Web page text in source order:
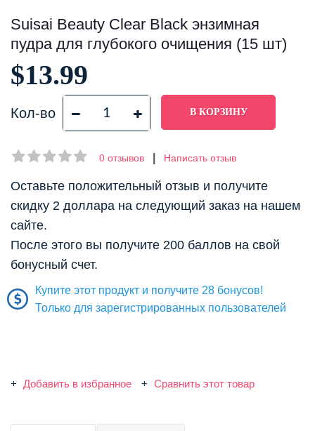
Suisai Beauty Clear Black энзимная
пудра для глубокого очищения (15 шт)
$13.99
Кол-во
0 отзывов Написать отзыв
Оставьте положительный отзыв и получите
скидку 2 доллара на следующий заказ на нашем
сайте.
После этого вы получите 200 баллов на свой
бонусный счет.
Купите этот продукт и получите 28 бонусов!
Только для зарегистрированных пользователей
Добавить в избранное Сравнить этот товар